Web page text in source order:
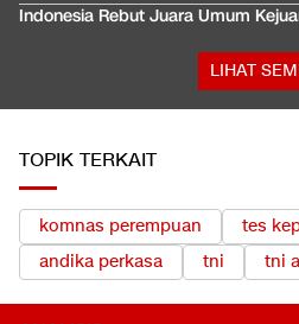
Indonesia Rebut Juara Umum
LIHAT
TOPIK TERKAIT
komnas perempuan tes
andika perkasa
tni tni